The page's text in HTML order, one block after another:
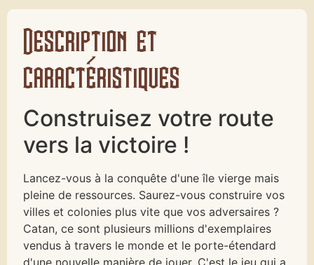
Description et
caractéristiques
Construisez votre route
vers la victoire !
Lancez-vous à la conquête d'une île vierge mais
pleine de ressources. Saurez-vous construire vos
villes et colonies plus vite que vos adversaires ?
Catan, ce sont plusieurs millions d'exemplaires
vendus à travers le monde et le porte-étendard